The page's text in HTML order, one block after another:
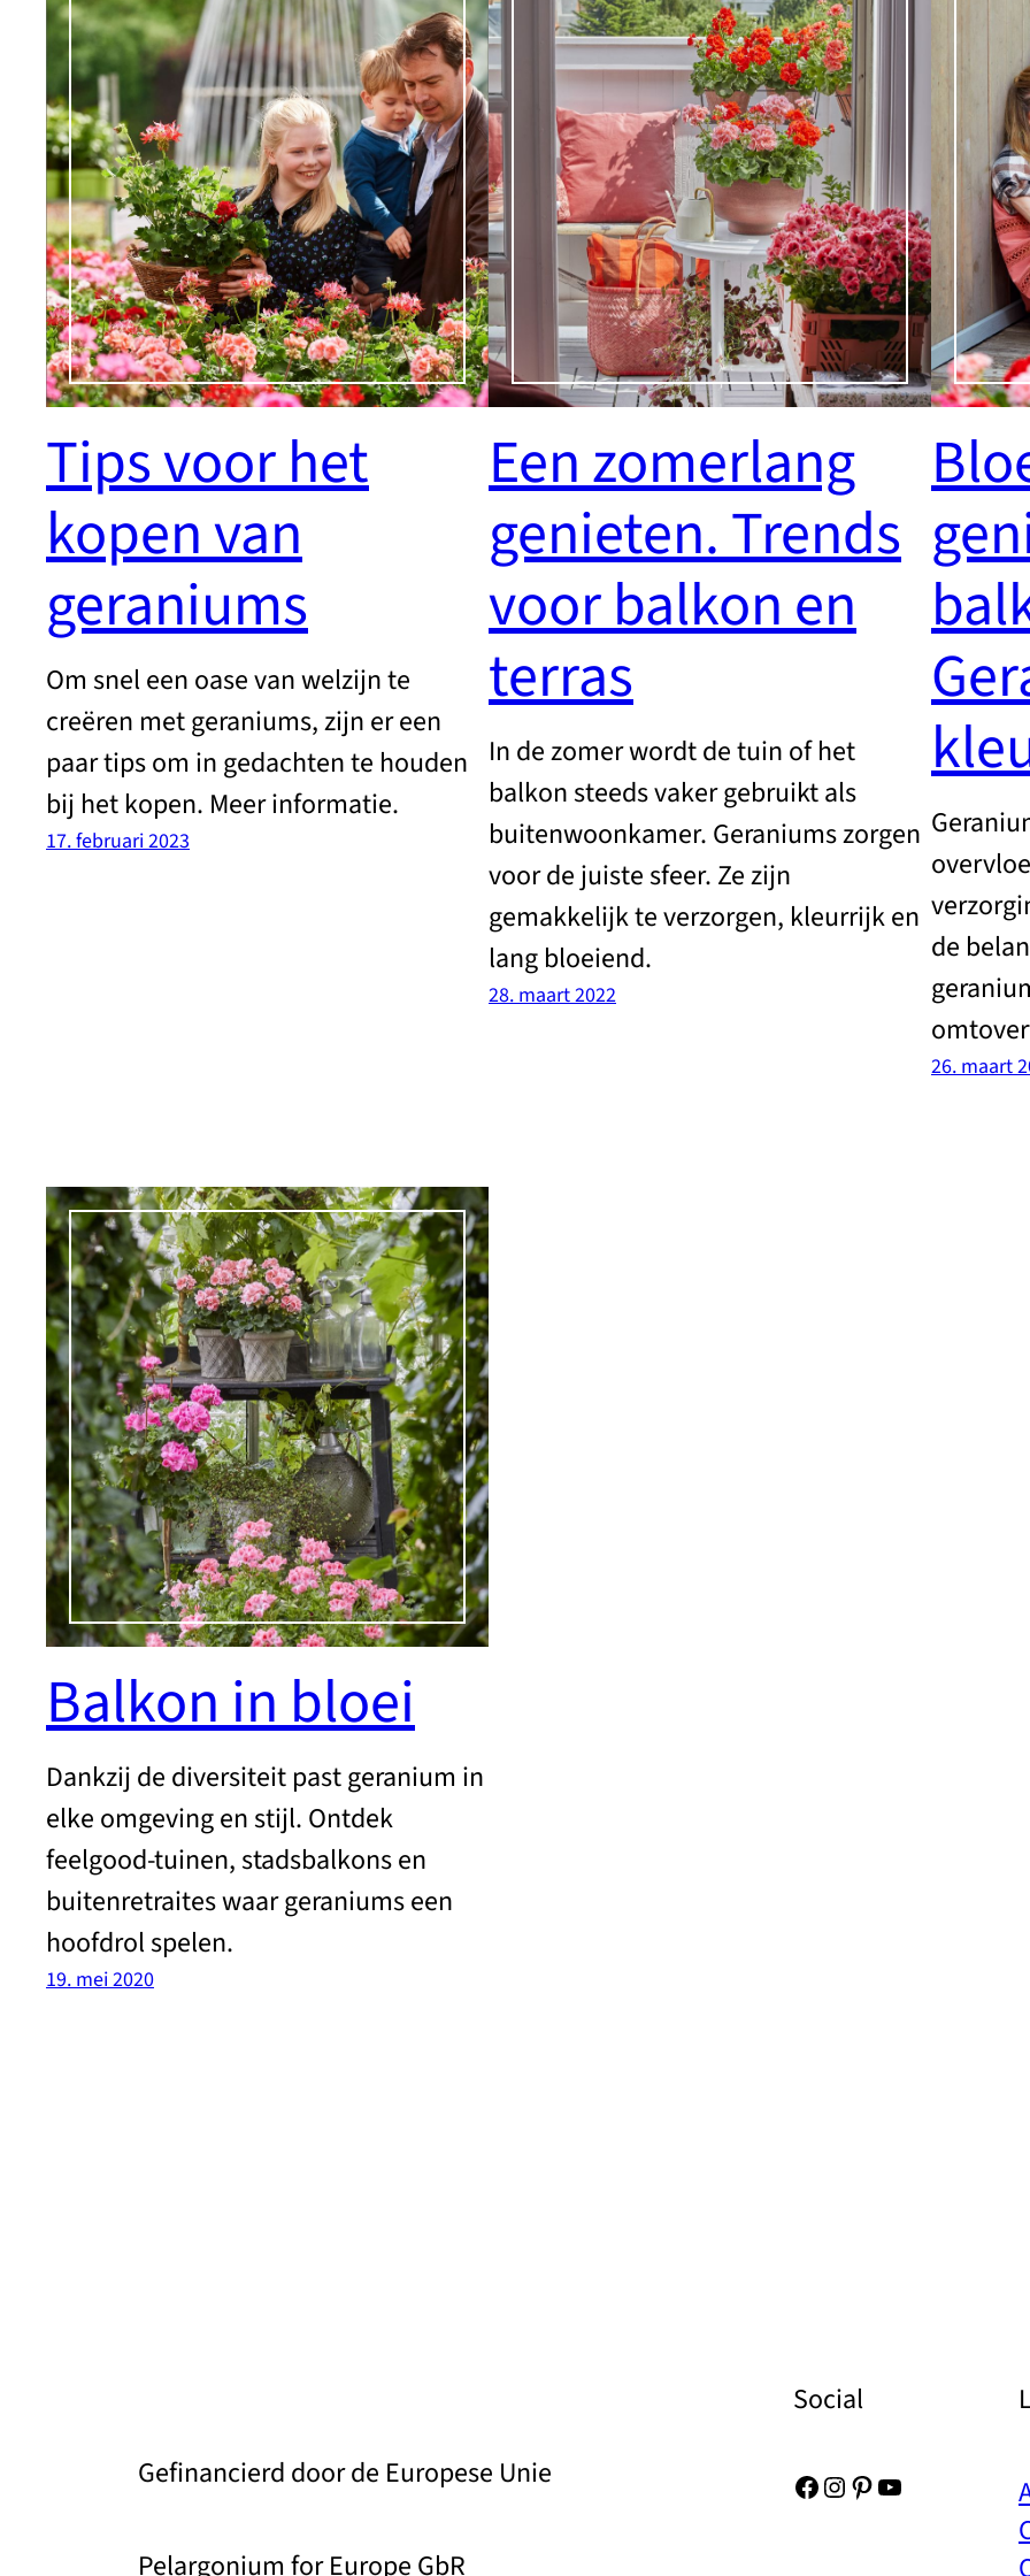
Tips voor het
kopen van
geraniums
Om snel een oase van welzijn te
creëren met geraniums, zijn er een
paar tips om in gedachten te houden
bij het kopen. Meer informatie.
17. februari 2023
Een zomerlang
genieten. Trends
voor balkon en
terras
In de zomer wordt de tuin of het
balkon steeds vaker gebruikt als
buitenwoonkamer. Geraniums zorgen
voor de juiste sfeer. Ze zijn
gemakkelijk te verzorgen, kleurrijk en
lang bloeiend.
28. maart 2022
de
26. maart
Balkon in bloei
Dankzij de diversiteit past geranium in
elke omgeving en stijl. Ontdek
feelgood-tuinen, stadsbalkons en
buitenretraites waar geraniums een
hoofdrol spelen.
19. mei 2020
Gefinancierd door de Europese Unie
Pelargonium for Europe GbR
Social
Facebook
Instagram
Pinterest
YouTube